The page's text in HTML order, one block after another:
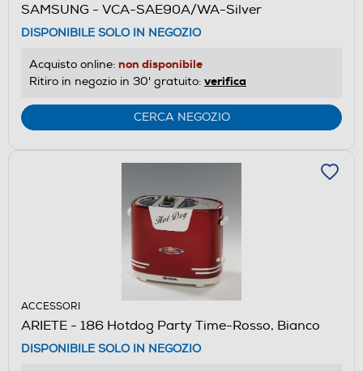
SAMSUNG - VCA-SAE90A/WA-Silver
DISPONIBILE SOLO IN NEGOZIO
Acquisto online: non disponibile
Ritiro in negozio in 30' gratuito: verifica
CERCA NEGOZIO
ACCESSORI
ARIETE - 186 Hotdog Party Time-Rosso, Bianco
DISPONIBILE SOLO IN NEGOZIO